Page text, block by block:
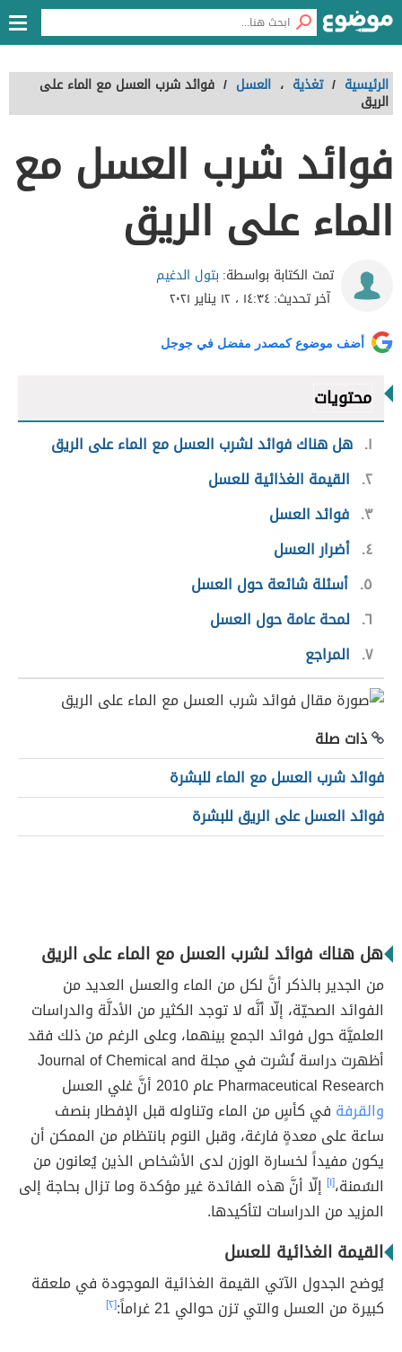
الرئيسية / تغذية ، العسل / فوائد شرب العسل مع الماء على
الريق
فوائد شرب العسل مع
الماء على الريق
تمت الكتابة بواسطة: بتول الدغيم
آخر تحديث:١٤:٣٤ ، ١٢ يناير ٢٠٢١
أضف موضوع كمصدر مفضل في جوجل
محتويات
١ هل هناك فوائد لشرب العسل مع الماء على الريق
٢ القيمة الغذائية للعسل
٣ فوائد العسل
٤ أضرار العسل
٥ أسئلة شائعة حول العسل
٦ لمحة عامة حول العسل
٧ المراجع
ذات صلة
فوائد شرب العسل مع الماء للبشرة
فوائد العسل على الريق للبشرة
هل هناك فوائد لشرب العسل مع الماء على الريق
من الجدير بالذكر أنَّ لكل من الماء والعسل العديد من
الفوائد الصحيّة، إلّا أنَّه لا توجد الكثير من الأدلَّة والدراسات
العلميَّة حول فوائد الجمع بينهما، وعلى الرغم من ذلك فقد
أظهرت دراسة نُشرت في مجلة Journal of Chemical and
Pharmaceutical Research عام 2010 أنَّ غلي العسل
والقرفة في كأسٍ من الماء وتناوله قبل الإفطار بنصف
ساعة على معدةٍ فارغة، وقبل النوم بانتظام من الممكن أن
يكون مفيداً لخسارة الوزن لدى الأشخاص الذين يُعانون من
السُمنة،[١] إلّا أنَّ هذه الفائدة غير مؤكدة وما تزال بحاجة إلى
المزيد من الدراسات لتأكيدها.
القيمة الغذائية للعسل
يُوضح الجدول الآتي القيمة الغذائية الموجودة في ملعقة
كبيرة من العسل والتي تزن حوالي 21 غراماً:
[٢]